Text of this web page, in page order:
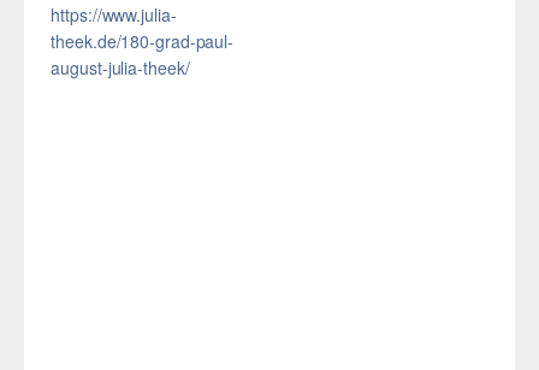
https://www.julia-
theek.de/180-grad-paul-
august-julia-theek/